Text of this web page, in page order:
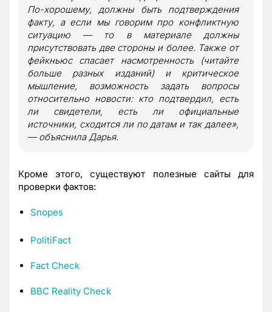
По-хорошему, должны быть подтверждения
факту, а если мы говорим про конфликтную
ситуацию — то в материале должны
присутствовать две стороны и более. Также от
фейкньюс спасает насмотренность (читайте
больше разных изданий) и критическое
мышление, возможность задать вопросы
относительно новости: кто подтвердил, есть
ли свидетели, есть ли официальные
источники, сходится ли по датам и так далее»,
— объяснила Дарья.
Кроме этого, существуют полезные сайты для
проверки фактов:
Snopes
PolitiFact
Fact Check
BBC Reality Check